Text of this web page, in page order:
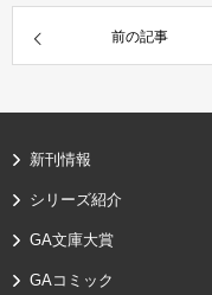
前の記事
新刊情報
シリーズ紹介
GA文庫大賞
GAコミック